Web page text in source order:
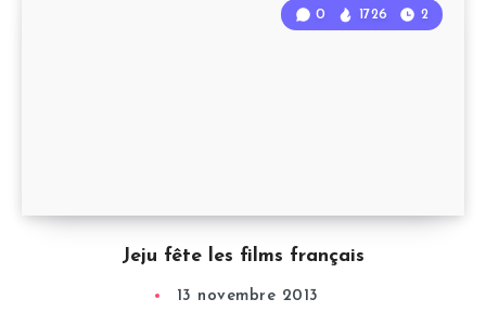
Jeju fête les films français
0 1726 2
13 novembre 2013